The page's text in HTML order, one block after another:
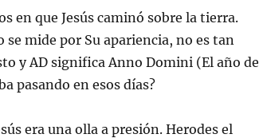
en que Jesús caminó sobre la tierra.
mide por Su apariencia, no es tan
y AD significa Anno Domini (El año de
pasando en esos días?
era una olla a presión. Herodes el